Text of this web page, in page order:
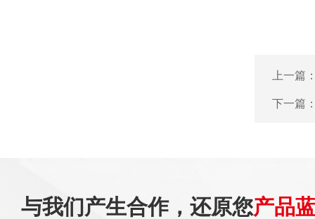
上一篇
下一篇
与我们产生合作，还原您产品